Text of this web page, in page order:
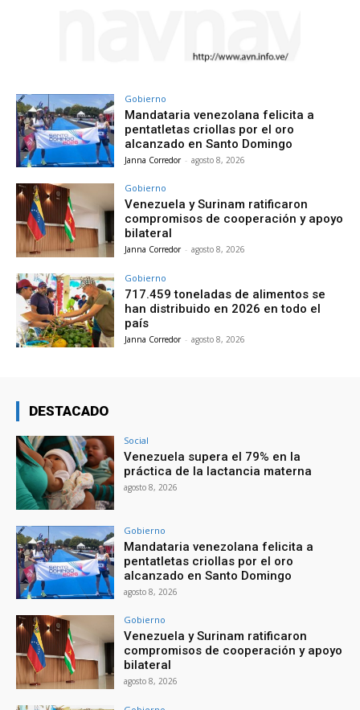
Gobierno
Mandataria venezolana felicita a
pentatletas criollas por el oro
alcanzado en Santo Domingo
Janna Corredor - agosto 8, 2026
Gobierno
Venezuela y Surinam ratificaron
compromisos de cooperación y apoyo
bilateral
Janna Corredor - agosto 8, 2026
Gobierno
717.459 toneladas de alimentos se
han distribuido en 2026 en todo el
país
Janna Corredor - agosto 8, 2026
DESTACADO
Social
Venezuela supera el 79% en la
práctica de la lactancia materna
agosto 8, 2026
Gobierno
Mandataria venezolana felicita a
pentatletas criollas por el oro
alcanzado en Santo Domingo
agosto 8, 2026
Gobierno
Venezuela y Surinam ratificaron
compromisos de cooperación y apoyo
bilateral
agosto 8, 2026